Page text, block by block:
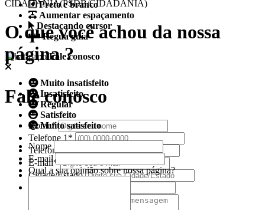
Preto e branco
Aumentar espaçamento
Destacando cursor
Regua guia
Fale conosco
Fale conosco
Nome*
Telefone 1*
Telefone 2
E-mail*
Cidade/Estado
CIDADANIA(PSDB/CIDADANIA)
O que você achou da nossa
página ?
Muito insatisfeito
Insatisfeito
Regular
Satisfeito
Muito satisfeito
Nome
E-mail
Qual a sua opinião sobre nossa página?